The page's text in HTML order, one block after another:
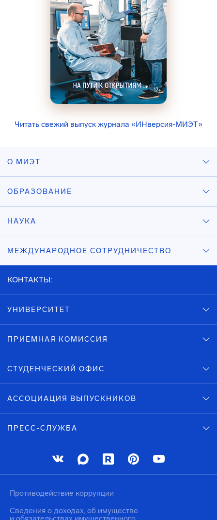
Читать свежий выпуск журнала «ИНверсия-МИЭТ»
О МИЭТ
ОБРАЗОВАНИЕ
НАУКА
МЕЖДУНАРОДНОЕ СОТРУДНИЧЕСТВО
КОНТАКТЫ:
УНИВЕРСИТЕТ
ПРИЕМНАЯ КОМИССИЯ
СТУДЕНЧЕСКИЙ ОФИС
АССОЦИАЦИЯ ВЫПУСКНИКОВ
ПРЕСС-СЛУЖБА
Противодействие коррупции
Сведения о доходах, об имуществе